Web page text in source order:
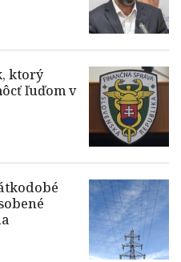
ktorý
ľuďom v